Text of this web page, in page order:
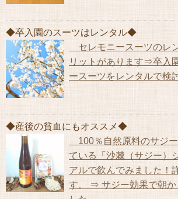
◆卒入園のスーツはレンタル◆
セレモニースーツのレ
リットがあります⇒卒入
ースーツをレンタルで検
◆産後の貧血にもオススメ◆
100％自然原料のサジ
ている「沙棘（サジー）
アルで飲んでみました！
す。 ⇒ サジー効果で朝か